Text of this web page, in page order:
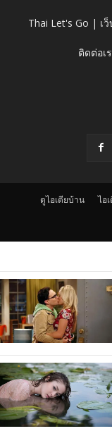
Thai Let's Go | เ
ติดต่อเ
ดูไอเดียบ้าน ไอ